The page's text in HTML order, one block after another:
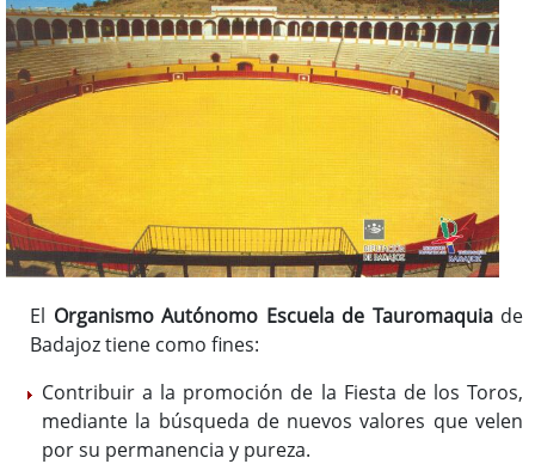
Plazas de Toros
Ganaderías
Eventos taurinos
Extremadura y los toros
Peñas y Clubes Taurinos
El Organismo Autónomo Escuela de Tauromaquia de
Badajoz tiene como fines:
Contribuir a la promoción de la Fiesta de los Toros,
mediante la búsqueda de nuevos valores que velen
por su permanencia y pureza.